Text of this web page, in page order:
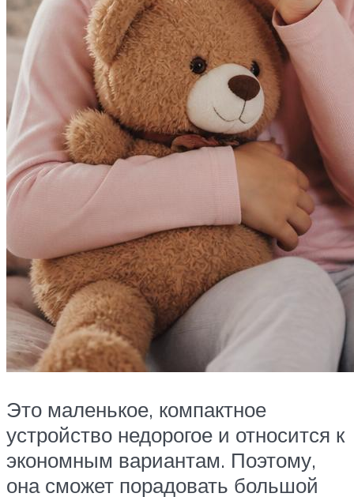
Это маленькое, компактное
устройство недорогое и относится к
экономным вариантам. Поэтому,
она сможет порадовать большой